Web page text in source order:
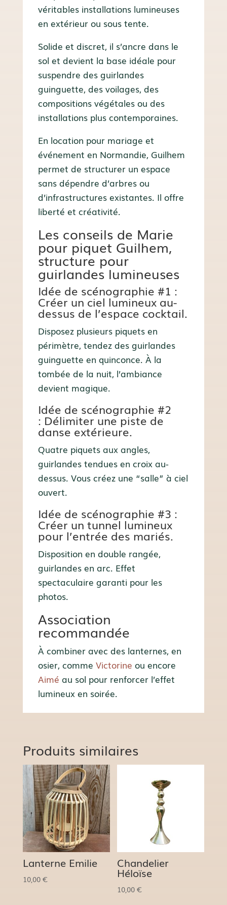
véritables installations lumineuses
en extérieur ou sous tente.
Solide et discret, il s’ancre dans le
sol et devient la base idéale pour
suspendre des guirlandes
guinguette, des voilages, des
compositions végétales ou des
installations plus contemporaines.
En location pour mariage et
événement en Normandie, Guilhem
permet de structurer un espace
sans dépendre d’arbres ou
d’infrastructures existantes. Il offre
liberté et créativité.
Les conseils de Marie
pour piquet Guilhem,
structure pour
guirlandes lumineuses
Idée de scénographie #1 :
Créer un ciel lumineux au-
dessus de l’espace cocktail.
Disposez plusieurs piquets en
périmètre, tendez des guirlandes
guinguette en quinconce. À la
tombée de la nuit, l’ambiance
devient magique.
Idée de scénographie #2
: Délimiter une piste de
danse extérieure.
Quatre piquets aux angles,
guirlandes tendues en croix au-
dessus. Vous créez une “salle” à ciel
ouvert.
Idée de scénographie #3 :
Créer un tunnel lumineux
pour l’entrée des mariés.
Disposition en double rangée,
guirlandes en arc. Effet
spectaculaire garanti pour les
photos.
Association
recommandée
À combiner avec des lanternes, en
osier, comme Victorine ou encore
Aimé au sol pour renforcer l’effet
lumineux en soirée.
Produits similaires
Lanterne Emilie
10,00 €
Chandelier
Héloïse
10,00€